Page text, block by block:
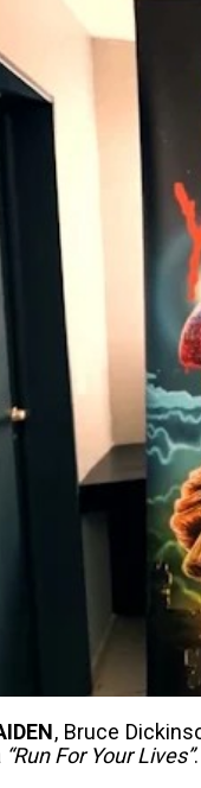
, Bruce
“Run For Your Lives”